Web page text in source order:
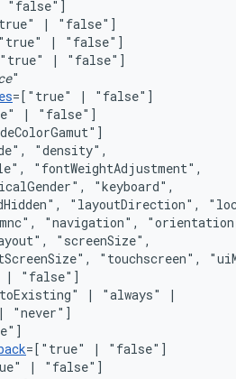
|
|
|
=["true" |
|
"layoutDirection",
"navigation",
"touchscreen",
|
| "always"
|
=["true" |
|